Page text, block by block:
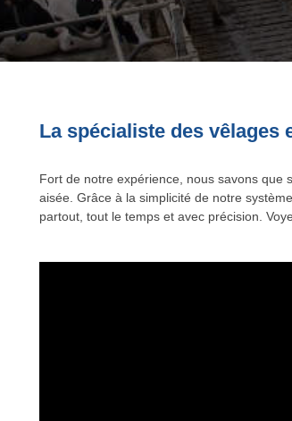
La spécialiste des vêlages
Fort de notre expérience, nous savons que
aisée. Grâce à la simplicité de notre
partout, tout le temps et avec précision.